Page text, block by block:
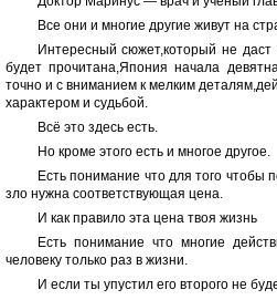
Все они и многие другие живут на
Интересный сюжет,который не даст
будет прочитана,Япония начала
точно и с вниманием к мелким
характером и судьбой.
Всё это здесь есть.
Но кроме этого есть и многое другое.
Есть понимание что для того чтобы
зло нужна соответствующая цена.
И как правило эта цена твоя жизнь
Есть понимание что многие
человеку только раз в жизни.
И если ты упустил его второго не